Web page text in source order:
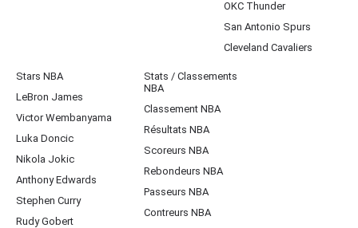
OKC Thunder
San Antonio Spurs
Cleveland Cavaliers
Stars NBA
LeBron James
Victor Wembanyama
Luka Doncic
Nikola Jokic
Anthony Edwards
Stephen Curry
Rudy Gobert
Stats / Classements
NBA
Classement NBA
Résultats NBA
Scoreurs NBA
Rebondeurs NBA
Passeurs NBA
Contreurs NBA